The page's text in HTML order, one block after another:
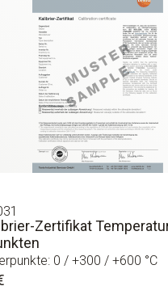
Sonden-/Fühlerrohr
480 - Klimamessgerät
Zertifikat
0 / +300 / +600 °C